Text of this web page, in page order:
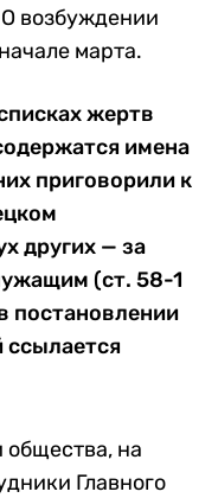
возбуждении
марта.
жертв
имена
приговорили к
других — за
(ст. 58-1
постановлении
ссылается
общества, на
Главного